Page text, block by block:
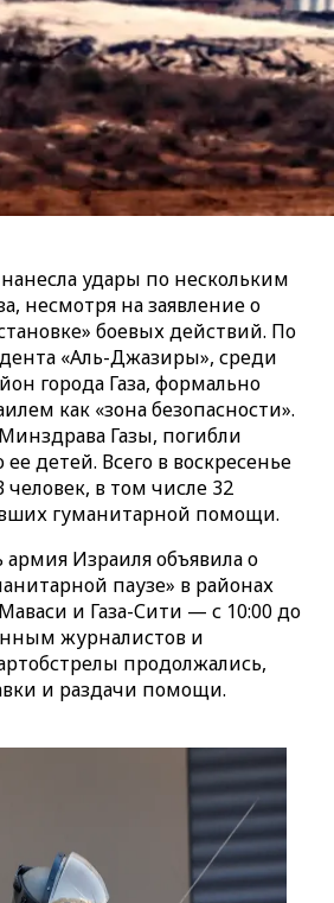
удары по нескольким
несмотря на заявление о
боевых действий. По
«Аль-Джазиры», среди
города Газа, формально
как «зона безопасности».
Газы, погибли
детей. Всего в воскресенье
человек, в том числе 32
гуманитарной помощи.
Израиля объявила о
паузе» в районах
и Газа-Сити — с 10:00 до
журналистов и
продолжались,
и раздачи помощи.